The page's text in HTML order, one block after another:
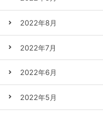
2022年8月
2022年7月
2022年6月
2022年5月